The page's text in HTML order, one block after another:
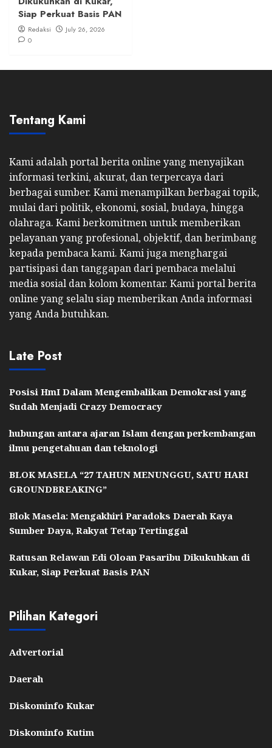
Siap Perkuat Basis PAN
Redaksi
July 26, 2026
0
Tentang Kami
Kami adalah portal berita online yang menyajikan
informasi terkini, akurat, dan terpercaya dari
berbagai sumber. Kami menampilkan berbagai topik,
mulai dari politik, ekonomi, sosial, budaya, hingga
olahraga. Kami berkomitmen untuk memberikan
pelayanan yang profesional, objektif, dan berimbang
kepada pembaca kami. Kami juga menghargai
partisipasi dan tanggapan dari pembaca melalui
media sosial dan kolom komentar. Kami portal berita
online yang selalu siap memberikan Anda informasi
yang Anda butuhkan.
Late Post
Posisi HmI Dalam Mengembalikan Demokrasi yang
Sudah Menjadi Crazy Democracy
hubungan antara ajaran Islam dengan perkembangan
ilmu pengetahuan dan teknologi
BLOK MASELA “27 TAHUN MENUNGGU, SATU HARI
GROUNDBREAKING”
Blok Masela: Mengakhiri Paradoks Daerah Kaya
Sumber Daya, Rakyat Tetap Tertinggal
Ratusan Relawan Edi Oloan Pasaribu Dikukuhkan di
Kukar, Siap Perkuat Basis PAN
Pilihan Kategori
Advertorial
Daerah
Diskominfo Kukar
Diskominfo Kutim